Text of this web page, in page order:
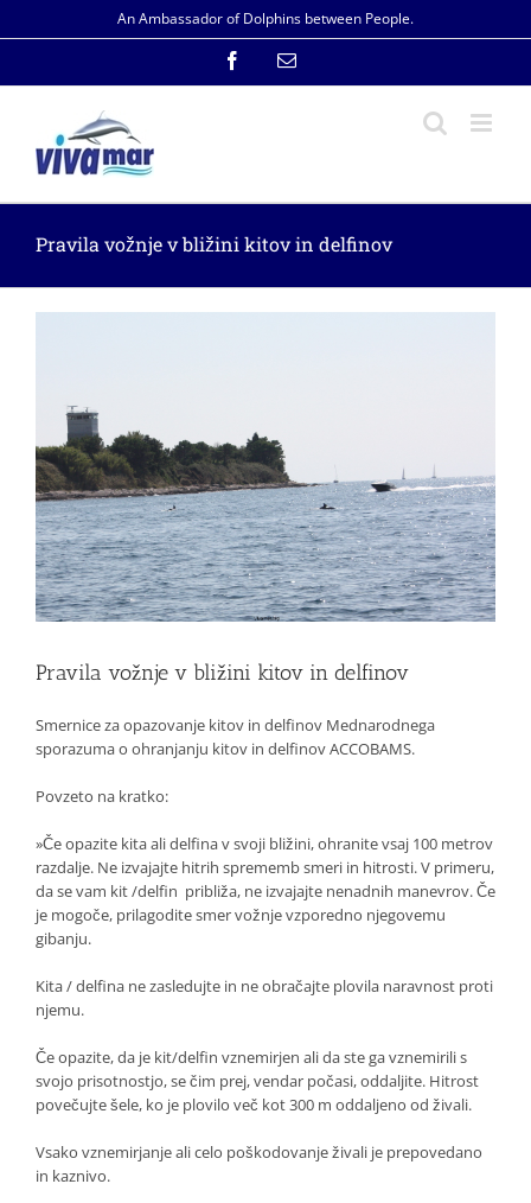
to
An Ambassador of Dolphins between People.
FacebookEmail
Pravila vožnje v bližini kitov in delfinov
Pravila vožnje v bližini kitov in delfinov
Smernice za opazovanje kitov in delfinov Mednarodnega
sporazuma o ohranjanju kitov in delfinov ACCOBAMS.
Povzeto na kratko:
»Če opazite kita ali delfina v svoji bližini, ohranite vsaj 100 metrov
razdalje. Ne izvajajte hitrih sprememb smeri in hitrosti. V primeru,
da se vam kit /delfin približa, ne izvajajte nenadnih manevrov. Če
je mogoče, prilagodite smer vožnje vzporedno njegovemu
gibanju.
Kita / delfina ne zasledujte in ne obračajte plovila naravnost proti
njemu.
Če opazite, da je kit/delfin vznemirjen ali da ste ga vznemirili s
svojo prisotnostjo, se čim prej, vendar počasi, oddaljite. Hitrost
povečujte šele, ko je plovilo več kot 300 m oddaljeno od živali.
Vsako vznemirjanje ali celo poškodovanje živali je prepovedano
in kaznivo.